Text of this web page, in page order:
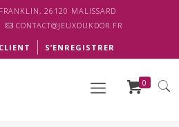
26120 MALISSARD
CONTACT@JEUXDUKDOR.FR
S’ENREGISTRER
0